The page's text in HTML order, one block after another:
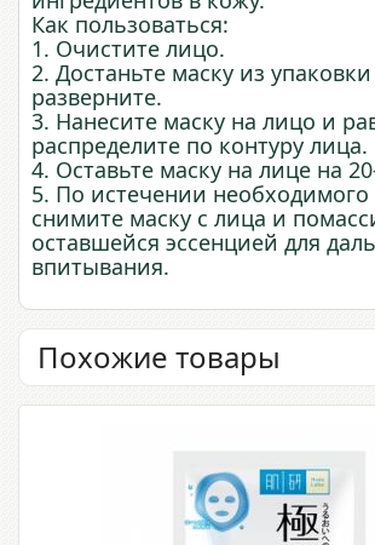
Как пользоваться:
1. Очистите лицо.
2. Достаньте маску из
разверните.
3. Нанесите маску на лицо и
распределите по контуру лица.
4. Оставьте маску на лице на
5. По истечении
снимите маску с лица и
оставшейся эссенцией для
впитывания.
Похожие товары